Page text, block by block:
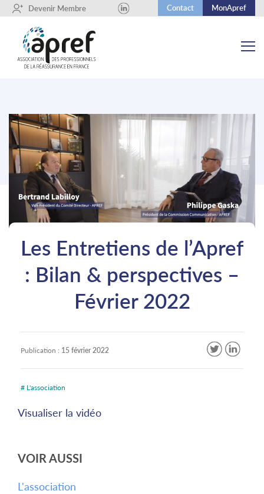
+ Devenir Membre Contact MonApref
Les Entretiens de l’Apref
: Bilan & perspectives –
Février 2022
Publication : 15 février 2022
# L'association
Visualiser la vidéo
VOIR AUSSI
L'association